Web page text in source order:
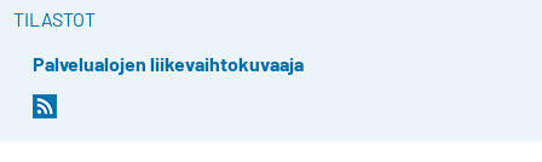
TILASTOT
Palvelualojen liikevaihtokuvaaja